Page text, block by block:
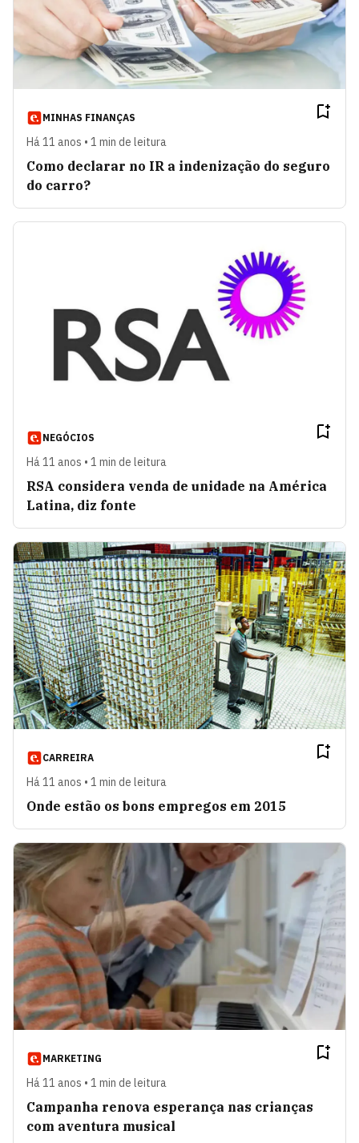
MINHAS FINANÇAS
Há 11 anos • 1 min de leitura
Como declarar no IR a indenização do seguro
do carro?
NEGÓCIOS
Há 11 anos • 1 min de leitura
RSA considera venda de unidade na América
Latina, diz fonte
CARREIRA
Há 11 anos • 1 min de leitura
Onde estão os bons empregos em 2015
MARKETING
Há 11 anos • 1 min de leitura
Campanha renova esperança nas crianças
com aventura musical